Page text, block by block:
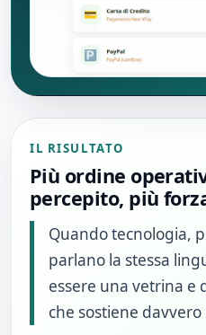
IL RISULTATO
Più ordine
percepito, più
Quando tecnologia,
parlano la stessa
essere una vetrina
che sostiene davvero